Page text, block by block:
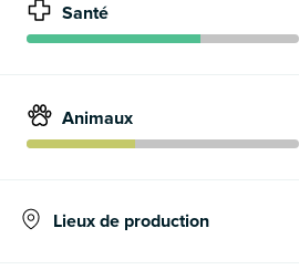
Santé
Animaux
Lieux de production